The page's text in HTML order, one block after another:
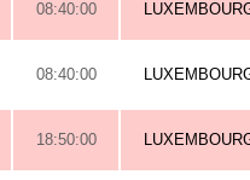
08:40:00
08:40:00
18:50:00